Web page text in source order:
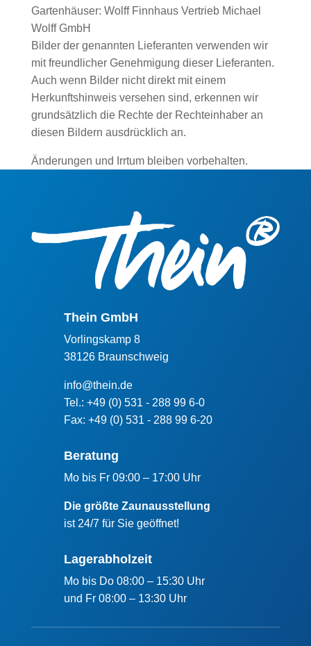
Gartenhäuser: Wolff Finnhaus Vertrieb Michael
Wolff GmbH
Bilder der genannten Lieferanten verwenden wir
mit freundlicher Genehmigung dieser Lieferanten.
Auch wenn Bilder nicht direkt mit einem
Herkunftshinweis versehen sind, erkennen wir
grundsätzlich die Rechte der Rechteinhaber an
diesen Bildern ausdrücklich an.
Änderungen und Irrtum bleiben vorbehalten.
Thein GmbH
Vorlingskamp 8
38126 Braunschweig
info@thein.de
Tel.: +49 (0) 531 - 288 99 6-0
Fax: +49 (0) 531 - 288 99 6-20
Beratung
Mo bis Fr 09:00 – 17:00 Uhr
Die größte Zaunausstellung
ist 24/7 für Sie geöffnet!
Lagerabholzeit
Mo bis Do 08:00 – 15:30 Uhr
und Fr 08:00 – 13:30 Uhr